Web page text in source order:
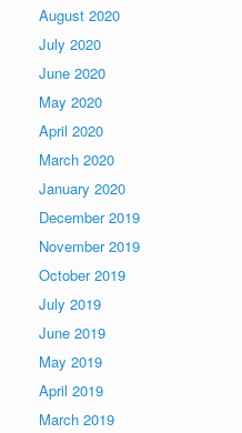
August 2020
July 2020
June 2020
May 2020
April 2020
March 2020
January 2020
December 2019
November 2019
October 2019
July 2019
June 2019
May 2019
April 2019
March 2019